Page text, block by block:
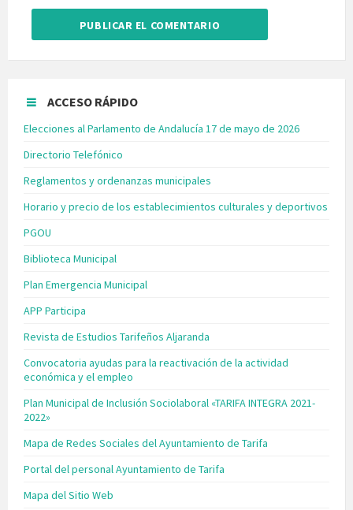
ACCESO RÁPIDO
Elecciones al Parlamento de Andalucía 17 de mayo de 2026
Directorio Telefónico
Reglamentos y ordenanzas municipales
Horario y precio de los establecimientos culturales y deportivos
PGOU
Biblioteca Municipal
Plan Emergencia Municipal
APP Participa
Revista de Estudios Tarifeños Aljaranda
Convocatoria ayudas para la reactivación de la actividad
económica y el empleo
Plan Municipal de Inclusión Sociolaboral «TARIFA INTEGRA 2021-
2022»
Mapa de Redes Sociales del Ayuntamiento de Tarifa
Portal del personal Ayuntamiento de Tarifa
Mapa del Sitio Web